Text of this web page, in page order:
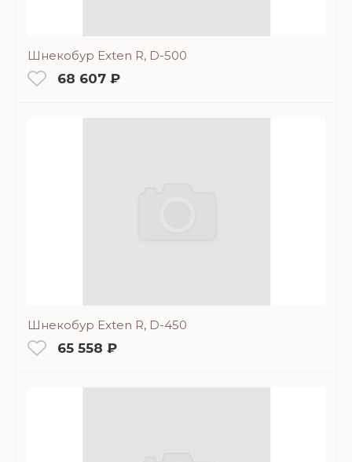
Шнекобур Exten R, D-500
68 607 ₽
Шнекобур Exten R, D-450
65 558 ₽